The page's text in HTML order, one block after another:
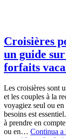
Croisières
un guide
forfaits
Les croisières sont
et les couples à la
voyagiez seul ou
besoins est
à prendre en
ou en… Continua a